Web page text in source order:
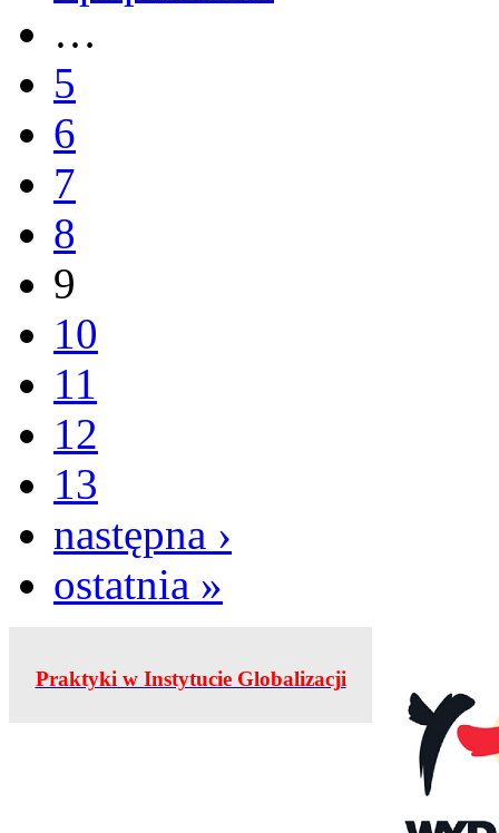
…
5
6
7
8
9
10
11
12
13
następna ›
ostatnia »
Praktyki w Instytucie Globalizacji